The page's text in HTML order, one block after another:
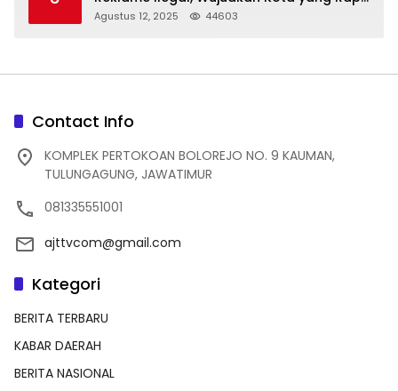
dan Indah
Agustus 12, 2025 44603
Contact Info
KOMPLEK PERTOKOAN BOLOREJO NO. 9 KAUMAN,
TULUNGAGUNG, JAWATIMUR
081335551001
ajttvcom@gmail.com
Kategori
BERITA TERBARU
KABAR DAERAH
BERITA NASIONAL